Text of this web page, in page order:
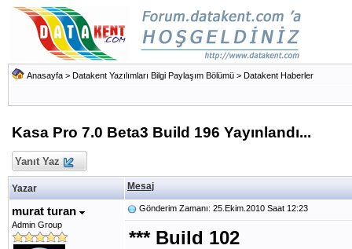
Anasayfa > Datakent Yazılımları Bilgi Paylaşım Bölümü > Datakent Haberler
Kasa Pro 7.0 Beta3 Build 196 Yayınlandı...
Yanıt Yaz
Yazar Mesaj
murat turan
Admin Group
Gönderim Zamanı: 25.Ekim.2010 Saat 12:23
*** Build 102